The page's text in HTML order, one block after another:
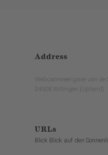
Address
Webcamweergave van de
34508 Willingen (Upland)
URLs
Blick Blick auf den